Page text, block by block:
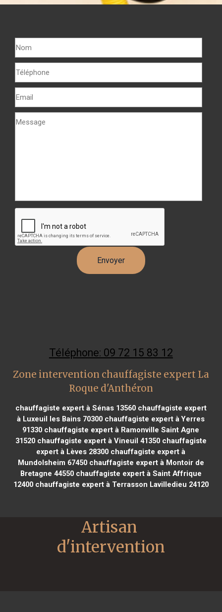
Téléphone: 09 72 15 83 12
Zone intervention chauffagiste expert La
Roque d'Anthéron
chauffagiste expert à Sénas 13560chauffagiste expert
à Luxeuil les Bains 70300 chauffagiste expert à Yerres
91330 chauffagiste expert à Ramonville Saint Agne
31520chauffagiste expert à Vineuil 41350chauffagiste
expert à Lèves 28300 chauffagiste expert à
Mundolsheim 67450chauffagiste expert à Montoir de
Bretagne 44550chauffagiste expert à Saint Affrique
12400chauffagiste expert à Terrasson Lavilledieu 24120
Artisan
d'intervention